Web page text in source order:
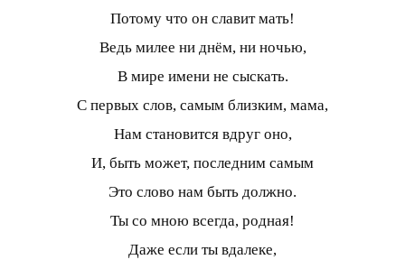
Потому что он славит мать!
Ведь милее ни днём, ни ночью,
В мире имени не сыскать.
С первых слов, самым близким, мама,
Нам становится вдруг оно,
И, быть может, последним самым
Это слово нам быть должно.
Ты со мною всегда, родная!
Даже если ты вдалеке,